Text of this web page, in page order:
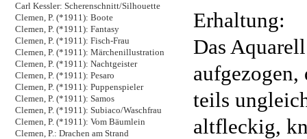
Carl Kessler: Scherenschnitt/Silhouette
Clemen, P. (*1911): Boote
Clemen, P. (*1911): Fantasy
Clemen, P. (*1911): Fisch-Frau
Clemen, P. (*1911): Märchenillustration
Clemen, P. (*1911): Nachtgeister
Clemen, P. (*1911): Pesaro
Clemen, P. (*1911): Puppenspieler
Clemen, P. (*1911): Samos
Clemen, P. (*1911): Subiaco/Waschfrau
Clemen, P. (*1911): Vom Bäumlein
Clemen, P.: Drachen am Strand
Erhaltung:
Das
aufgezogen,
teils
altfleckig,